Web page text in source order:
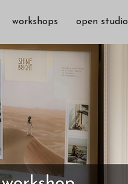
workshops open studio